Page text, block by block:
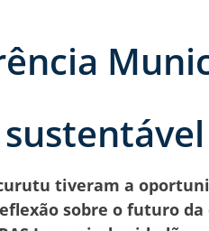
tiveram a
sobre o futuro da